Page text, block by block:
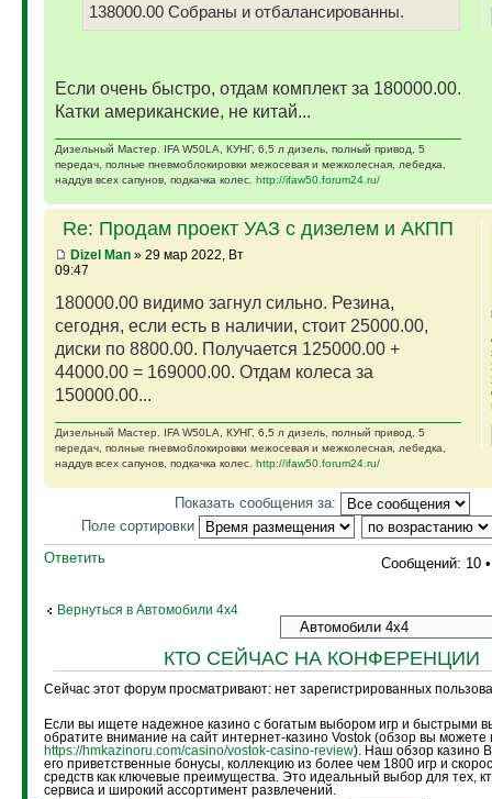
138000.00 Собраны и отбалансированны.
Если очень быстро, отдам комплект за 180000.00.
Катки американские, не китай...
Дизельный Мастер. IFA W50LA, КУНГ, 6,5 л дизель, полный привод, 5
передач, полные пневмоблокировки межосевая и межколесная, лебедка,
наддув всех сапунов, подкачка колес. http://ifaw50.forum24.ru/
Re: Продам проект УАЗ с дизелем и АКПП
Dizel Man» 29 мар 2022, Вт
09:47
180000.00 видимо загнул сильно. Резина,
сегодня, если есть в наличии, стоит 25000.00,
диски по 8800.00. Получается 125000.00 +
44000.00 = 169000.00. Отдам колеса за
150000.00...
Дизельный Мастер. IFA W50LA, КУНГ, 6,5 л дизель, полный привод, 5
передач, полные пневмоблокировки межосевая и межколесная, лебедка,
наддув всех сапунов, подкачка колес. http://ifaw50.forum24.ru/
Показать сообщения за:
Поле сортировки
Ответить
Сообщений: 10
Вернуться в Автомобили 4х4
КТО СЕЙЧАС НА КОНФЕРЕНЦИИ
Сейчас этот форум просматривают: нет зарегистрированных
Если вы ищете надежное казино с богатым выбором игр и быстрыми
обратите внимание на сайт интернет-казино Vostok (обзор вы можете
https://hmkazinoru.com/casino/vostok-casino-review). Наш обзор казино
его приветственные бонусы, коллекцию из более чем 1800 игр и
средств как ключевые преимущества. Это идеальный выбор для тех,
сервиса и широкий ассортимент развлечений.